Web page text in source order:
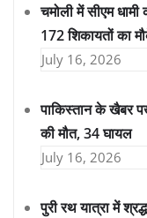
चमोली में सीएम
172 शिकायतों का
July 16, 2026
पाकिस्तान के खैबर
की मौत, 34 घायल
July 16, 2026
पुरी रथ यात्रा में